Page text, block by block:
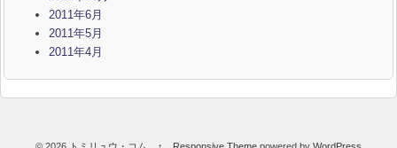
2011年6月
2011年5月
2011年4月